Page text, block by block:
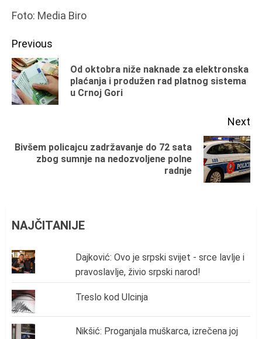
Foto: Media Biro
Continue
Reading
Previous
Od oktobra niže naknade za elektronska
plaćanja i produžen rad platnog sistema
u Crnoj Gori
Next
Bivšem policajcu zadržavanje do 72 sata
zbog sumnje na nedozvoljene polne
radnje
NAJČITANIJE
Dajković: Ovo je srpski svijet - srce lavlje i
pravoslavlje, živio srpski narod!
Treslo kod Ulcinja
Nikšić: Proganjala muškarca, izrečena joj